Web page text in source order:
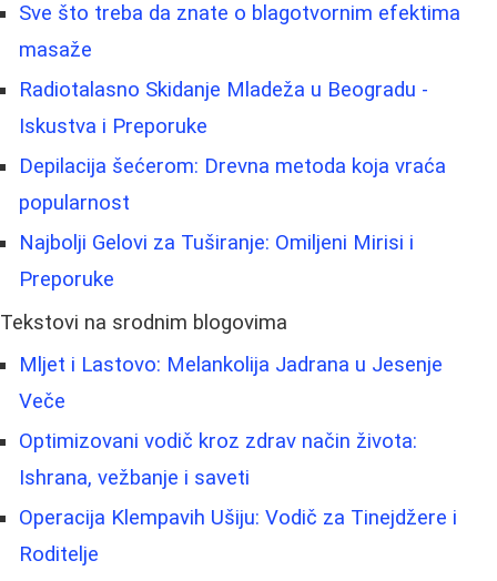
Sve što treba da znate o blagotvornim efektima
masaže
Radiotalasno Skidanje Mladeža u Beogradu -
Iskustva i Preporuke
Depilacija šećerom: Drevna metoda koja vraća
popularnost
Najbolji Gelovi za Tuširanje: Omiljeni Mirisi i
Preporuke
Tekstovi na srodnim blogovima
Mljet i Lastovo: Melankolija Jadrana u Jesenje
Veče
Optimizovani vodič kroz zdrav način života:
Ishrana, vežbanje i saveti
Operacija Klempavih Ušiju: Vodič za Tinejdžere i
Roditelje